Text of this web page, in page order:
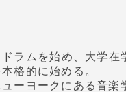
ラムを始め、大学
格的に始める。
ューヨークにある音